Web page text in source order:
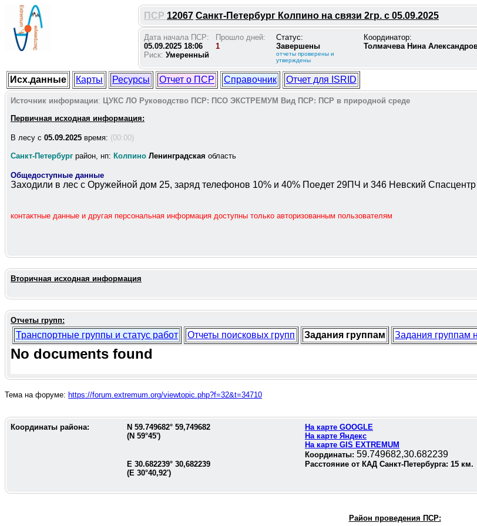
ПСР 12067 Санкт-Петербург Колпино на связи 2гр. с 05.09.2025
Дата начала ПСР:
05.09.2025 18:06
Риск: Умеренный
Прошло дней:
1
Статус:
Завершены
отчеты проверены и
утверждены
Координатор:
Толмачева Нина
Исх.данные Карты Ресурсы Отчет о ПСР Справочник Отчет для ISRID
Источник информации: ЦУКС ЛО Руководство ПСР: ПСО ЭКСТРЕМУМ Вид ПСР: ПСР в природной среде
Первичная исходная информация:
В лесу c 05.09.2025 время: (00:00)
Санкт-Петербург район, нп: Колпино Ленинградская область
Общедоступные данные
Заходили в лес с Оружейной дом 25, заряд телефонов 10% и 40% Поедет 29ПЧ и 346 Невский Спасцентр
контактные данные и другая персональная информация доступны только авторизованным пользователям
Вторичная исходная информация
Отчеты групп:
Транспортные группы и статус работ Отчеты поисковых групп Задания группам Задания группам
No documents found
Тема на форуме: https://forum.extremum.org/viewtopic.php?f=32&t=34710
Координаты района: N 59.749682° 59,749682
(N 59°45')
На карте GOOGLE
На карте Яндекс
На карте GIS EXTREMUM
Координаты: 59.749682,30.682239
E 30.682239° 30,682239
(E 30°40,92')
Расстояние от КАД Санкт-Петербурга: 15 км.
Район проведения ПСР: